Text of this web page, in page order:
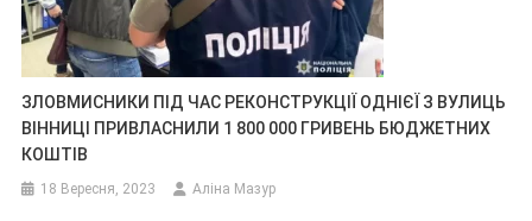
ЗЛОВМИСНИКИ ПІД ЧАС РЕКОНСТРУКЦІЇ ОДНІЄЇ З ВУЛИЦЬ
ВІННИЦІ ПРИВЛАСНИЛИ 1 800 000 ГРИВЕНЬ БЮДЖЕТНИХ
КОШТІВ
18 Вересня, 2023 Аліна Мазур